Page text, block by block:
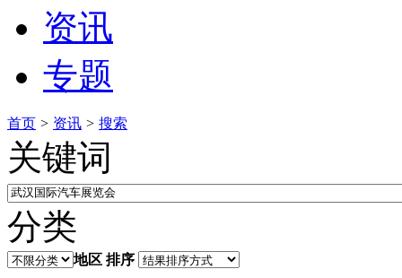
资讯
专题
首页 > 资讯 > 搜索
关键词
分类
地区 排序